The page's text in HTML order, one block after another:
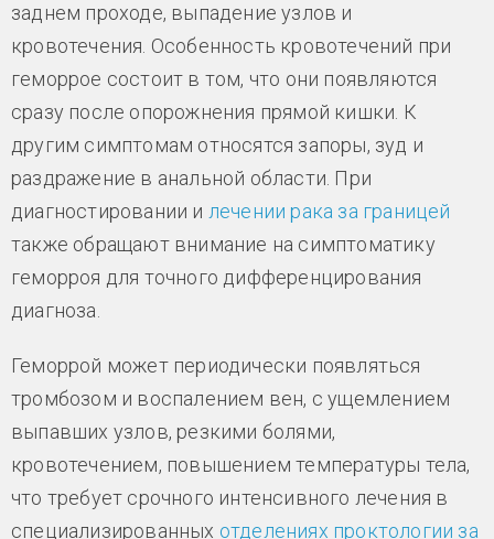
заднем проходе, выпадение узлов и
кровотечения. Особенность кровотечений при
геморрое состоит в том, что они появляются
сразу после опорожнения прямой кишки. К
другим симптомам относятся запоры, зуд и
раздражение в анальной области. При
диагностировании и лечении рака за границей
также обращают внимание на симптоматику
геморроя для точного дифференцирования
диагноза.
Геморрой может периодически появляться
тромбозом и воспалением вен, с ущемлением
выпавших узлов, резкими болями,
кровотечением, повышением температуры тела,
что требует срочного интенсивного лечения в
специализированных отделениях проктологии за